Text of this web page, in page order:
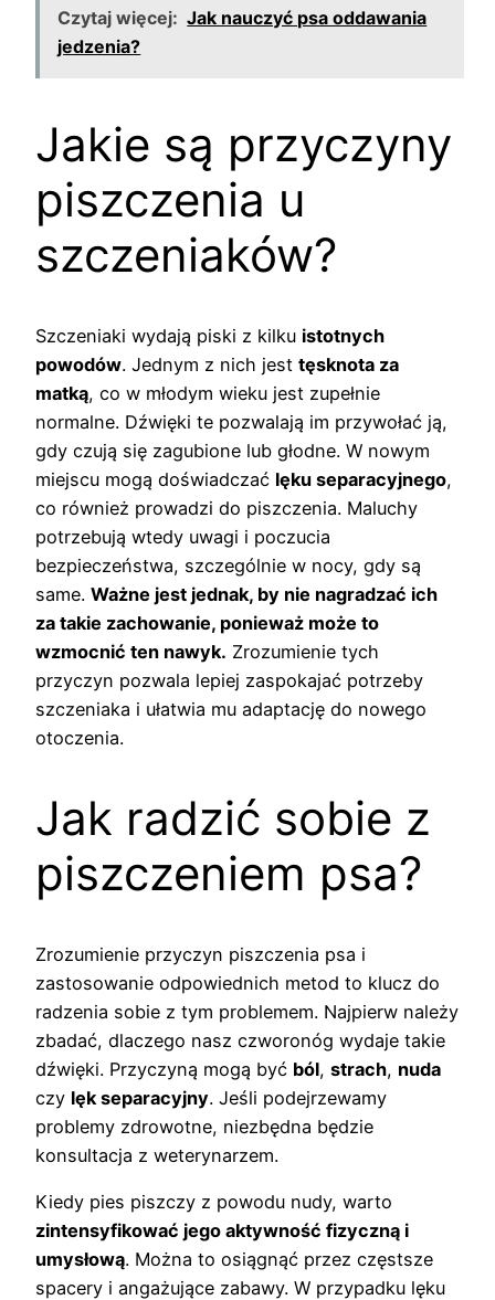
Czytaj więcej: Jak nauczyć psa oddawania
jedzenia?
Jakie są przyczyny
piszczenia u
szczeniaków?
Szczeniaki wydają piski z kilku istotnych
powodów. Jednym z nich jest tęsknota za
matką, co w młodym wieku jest zupełnie
normalne. Dźwięki te pozwalają im przywołać ją,
gdy czują się zagubione lub głodne. W nowym
miejscu mogą doświadczać lęku separacyjnego,
co również prowadzi do piszczenia. Maluchy
potrzebują wtedy uwagi i poczucia
bezpieczeństwa, szczególnie w nocy, gdy są
same. Ważne jest jednak, by nie nagradzać ich
za takie zachowanie, ponieważ może to
wzmocnić ten nawyk. Zrozumienie tych
przyczyn pozwala lepiej zaspokajać potrzeby
szczeniaka i ułatwia mu adaptację do nowego
otoczenia.
Jak radzić sobie z
piszczeniem psa?
Zrozumienie przyczyn piszczenia psa i
zastosowanie odpowiednich metod to klucz do
radzenia sobie z tym problemem. Najpierw należy
zbadać, dlaczego nasz czworonóg wydaje takie
dźwięki. Przyczyną mogą być ból, strach, nuda
czy lęk separacyjny. Jeśli podejrzewamy
problemy zdrowotne, niezbędna będzie
konsultacja z weterynarzem.
Kiedy pies piszczy z powodu nudy, warto
zintensyfikować jego aktywność fizyczną i
umysłową. Można to osiągnąć przez częstsze
spacery i angażujące zabawy. W przypadku lęku